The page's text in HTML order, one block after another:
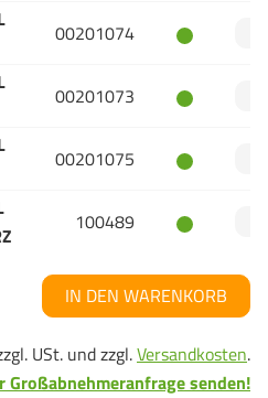
00201074
00201073
00201075
100489
IN DEN WARENKORB
USt. und zzgl.Versandkosten.
Großabnehmeranfrage senden!